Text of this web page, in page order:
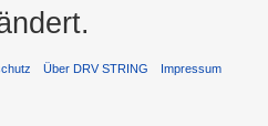
Über DRV STRING Impressum